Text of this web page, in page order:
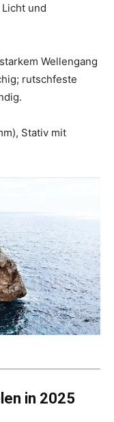
und
Wellengang
rutschfeste
Stativ mit
in 2025